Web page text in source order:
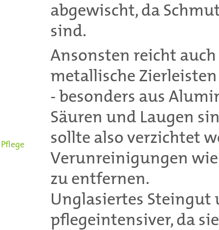
Pflege
abgewischt, da
sind.
Ansonsten reicht auch
metallische
- besonders aus
Säuren und Laugen
sollte also verzichtet
Verunreinigungen wie
zu entfernen.
Unglasiertes Steingut
pflegeintensiver, da